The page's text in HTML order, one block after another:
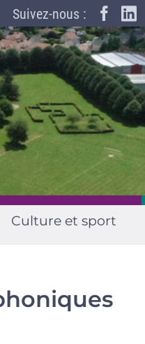
Suivez-nous :
Culture et sport